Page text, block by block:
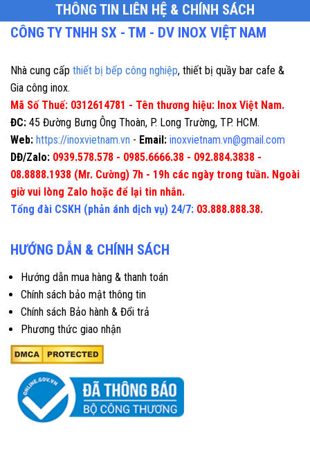
THÔNG TIN LIÊN HỆ & CHÍNH SÁCH
CÔNG TY TNHH SX - TM - DV INOX VIỆT NAM
Nhà cung cấp thiết bị bếp công nghiệp, thiết bị quầy bar cafe &
Gia công inox.
Mã Số Thuế: 0312614781 - Tên thương hiệu: Inox Việt Nam.
ĐC: 45 Đường Bưng Ông Thoàn, P. Long Trường, TP. HCM.
Web: https://inoxvietnam.vn - Email: inoxvietnam.vn@gmail.com
DĐ/Zalo: 0939.578.578 - 0985.6666.38 - 092.884.3838 -
08.8888.1938 (Mr. Cường) 7h - 19h các ngày trong tuần. Ngoài
giờ vui lòng Zalo hoặc để lại tin nhắn.
Tổng đài CSKH (phản ánh dịch vụ) 24/7: 03.888.888.38.
HƯỚNG DẪN & CHÍNH SÁCH
Hướng dẫn mua hàng & thanh toán
Chính sách bảo mật thông tin
Chính sách Bảo hành & Đổi trả
Phương thức giao nhận